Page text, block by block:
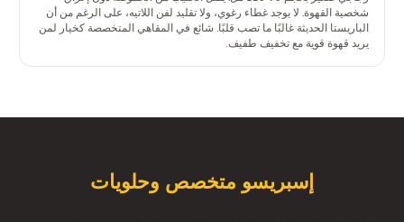
شخصية القهوة. لا يوجد غطاء رغوي، ولا تقليد لفن اللاتيه، على الرغم من أن
الباريستا الحديثة غالبًا ما تصب قلبًا. شائع في المقاهي المتخصصة كخيار لمن
يريد قهوة قوية مع تخفيف طفيف.
إسبريسو متخصص وحلويات